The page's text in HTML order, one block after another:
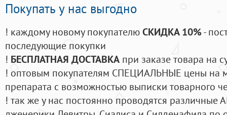
Покупать у нас выгодно
! каждому новому покупателюСКИДКА 10%-
последующие покупки
! БЕСПЛАТНАЯ ДОСТАВКА при заказе товара на
! оптовым покупателям СПЕЦИАЛЬНЫЕ цены на
препарата с возможностью выписки товарного
! так же у нас постоянно проводятся